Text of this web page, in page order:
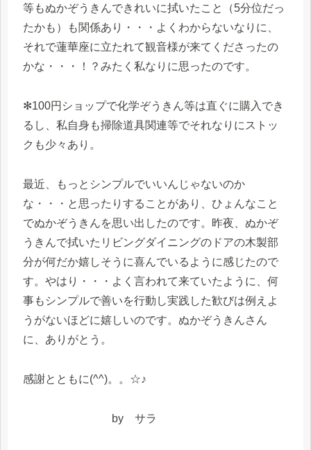
等もぬかぞうきんできれいに拭いたこと（5分位だっ
たかも）も関係あり・・・よくわからないなりに、
それで蓮華座に立たれて観音様が来てくださったの
かな・・・！？みたく私なりに思ったのです。
✻100円ショップで化学ぞうきん等は直ぐに購入でき
るし、私自身も掃除道具関連等でそれなりにストッ
クも少々あり。
最近、もっとシンプルでいいんじゃないのか
な・・・と思ったりすることがあり、ひょんなこと
でぬかぞうきんを思い出したのです。昨夜、ぬかぞ
うきんで拭いたリビングダイニングのドアの木製部
分が何だか嬉しそうに喜んでいるように感じたので
す。やはり・・・よく言われて来ていたように、何
事もシンプルで善いを行動し実践した歓びは例えよ
うがないほどに嬉しいのです。ぬかぞうきんさん
に、ありがとう。
感謝とともに(^^)。。☆♪
by サラ